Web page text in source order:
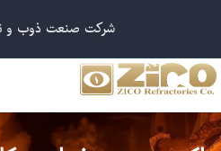
شرکت صنعت ذوب و